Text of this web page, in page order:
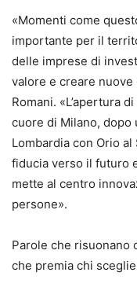
«Momenti come
importante per il
delle imprese di
valore e creare
Romani. «L’apertura
cuore di Milano,
Lombardia con Orio
fiducia verso il futuro
mette al centro
persone».
Parole che risuonano
che premia chi